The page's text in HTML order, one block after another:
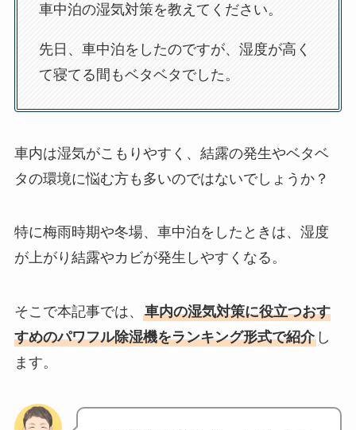
車中泊の湿気対策を教えてください。
先日、車中泊をしたのですが、湿度が高く
て寝てる間もベタベタでした。
車内は湿気がこもりやすく、結露の発生やベタベ
タの環境に悩む方も多いのではないでしょうか？
特に梅雨時期や冬場、車中泊をしたときは、湿度
が上がり結露やカビが発生しやすくなる。
そこで本記事では、 車内の湿気対策に役立つおす
すめのパワフル除湿機をランキング形式で紹介し
ます。